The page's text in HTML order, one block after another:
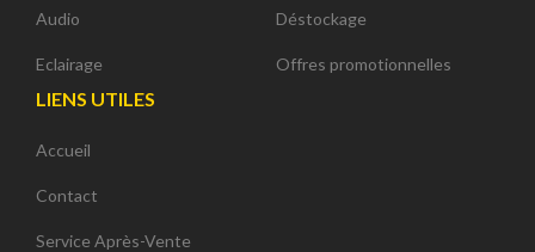
Audio
Eclairage
Déstockage
Offres promotionnelles
LIENS UTILES
Accueil
Contact
Service Après-Vente